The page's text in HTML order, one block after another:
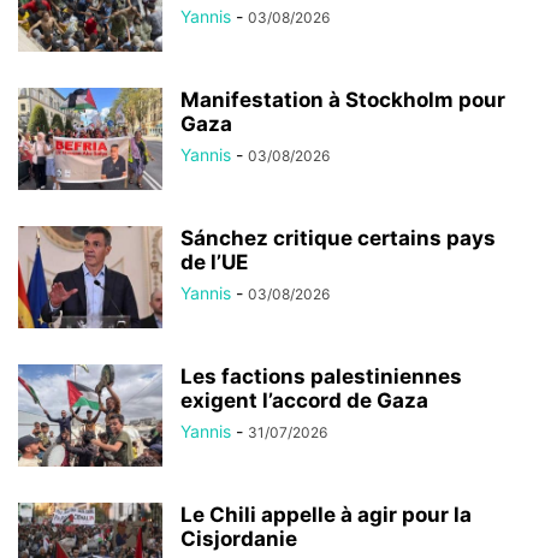
Yannis - 03/08/2026
Manifestation à Stockholm pour
Gaza
Yannis - 03/08/2026
Sánchez critique certains pays
de l’UE
Yannis - 03/08/2026
Les factions palestiniennes
exigent l’accord de Gaza
Yannis - 31/07/2026
Le Chili appelle à agir pour la
Cisjordanie